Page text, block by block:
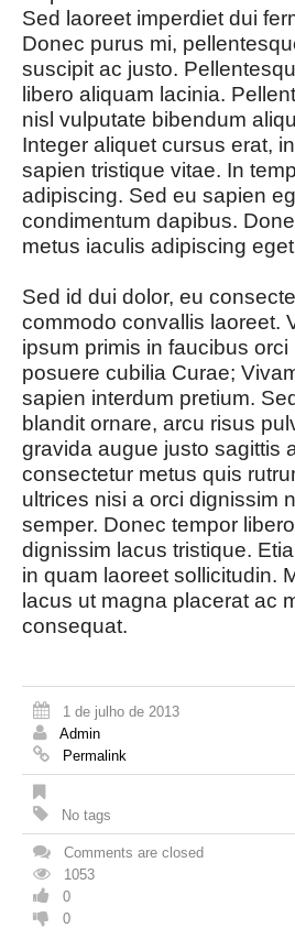
Sed laoreet imperdiet dui
Donec purus mi,
suscipit ac justo.
libero aliquam lacinia.
nisl vulputate bibendum
Integer aliquet cursus erat,
sapien tristique vitae. In
adipiscing. Sed eu sapien
condimentum dapibus.
metus iaculis adipiscing
Sed id dui dolor, eu
commodo convallis laoreet.
ipsum primis in faucibus
posuere cubilia Curae;
sapien interdum pretium.
blandit ornare, arcu risus
gravida augue justo sagittis
consectetur metus quis
ultrices nisi a orci dignissim
semper. Donec tempor
dignissim lacus tristique.
in quam laoreet sollicitudin.
lacus ut magna placerat ac
consequat.
1 de julho de 2013
Admin
Permalink
No tags
Comments are closed
1053
0
0